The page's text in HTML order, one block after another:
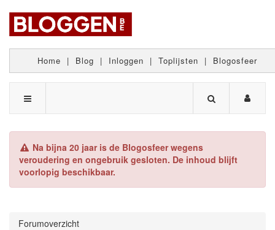
Home | Blog | Inloggen | Toplijsten | Blogosfeer
Na bijna 20 jaar is de Blogosfeer wegens
veroudering en ongebruik gesloten. De inhoud blijft
voorlopig beschikbaar.
Forumoverzicht